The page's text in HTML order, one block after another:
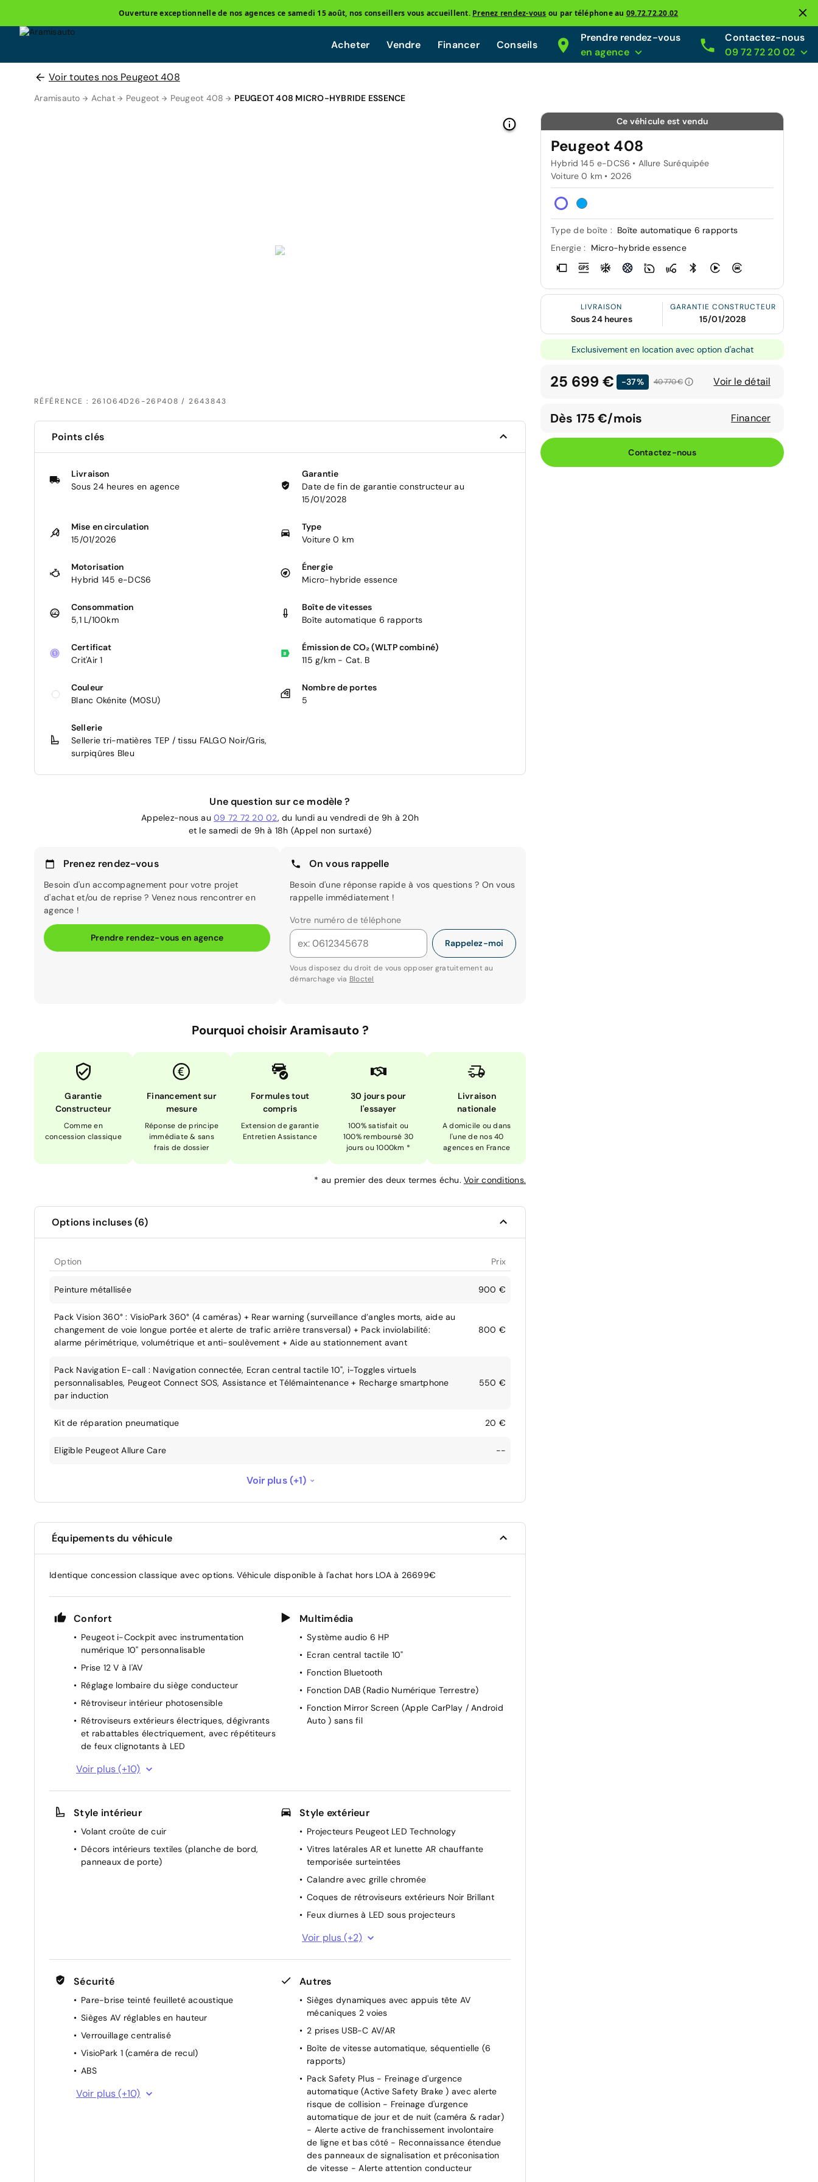
Ouverture exceptionnelle de nos agences ce samedi 15 août, nos conseillers vous accueillent. Prenez rendez-vous ou par téléphone au 09.72.72.20.02
Acheter Vendre Financer Conseils
Prendre rendez-vous
en agence
Contactez-nous
09 72 72 20 02
Voir toutes nos Peugeot 408
Aramisauto Achat Peugeot Peugeot 408 PEUGEOT 408 MICRO-HYBRIDE ESSENCE
RÉFÉRENCE : 261064D26-26P408 / 2643843
Ce véhicule est vendu
Peugeot 408
Hybrid 145 e-DCS6 • Allure Suréquipée
Voiture 0 km • 2026
Type de boîte : Boîte automatique 6 rapports
Energie :
Micro-hybride essence
LIVRAISON
Sous 24 heures
GARANTIE CONSTRUCTEUR
15/01/2028
Exclusivement en location avec option d'achat
25 699 € -37% 40 770 € Voir le détail
Dès 175 €/mois Financer
Contactez-nous
Points clés
Livraison
Sous 24 heures en agence
Garantie
Date de fin de garantie constructeur au
15/01/2028
Mise en circulation
15/01/2026
Type
Voiture 0 km
Motorisation
Hybrid 145 e-DCS6
Énergie
Micro-hybride essence
Consommation
5,1 L/100km
Boîte de vitesses
Boîte automatique 6 rapports
Certificat
Crit'Air 1
Émission de CO₂ (WLTP combiné)
115 g/km - Cat. B
Couleur
Blanc Okénite (M0SU)
Nombre de portes
5
Sellerie
Sellerie tri-matières TEP / tissu FALGO Noir/Gris,
surpiqûres Bleu
Une question sur ce modèle ?
Appelez-nous au 09 72 72 20 02, du lundi au vendredi de 9h à 20h
et le samedi de 9h à 18h (Appel non surtaxé)
Prenez rendez-vous
Besoin d'un accompagnement pour votre projet
d'achat et/ou de reprise ? Venez nous rencontrer en
agence !
Prendre rendez-vous en agence
On vous rappelle
Besoin d'une réponse rapide à vos questions ? On vous
rappelle immédiatement !
Votre numéro de téléphone
Rappelez-moi
Vous disposez du droit de vous opposer gratuitement au
démarchage via Bloctel
Pourquoi choisir Aramisauto ?
Garantie
Constructeur
Comme en
concession classique
Financement sur
mesure
Réponse de principe
immédiate & sans
frais de dossier
Formules tout
compris
Extension de garantie
Entretien Assistance
30 jours pour
l'essayer
100% satisfait ou
100% remboursé 30
jours ou 1000km *
Livraison
nationale
A domicile ou dans
l'une de nos 40
agences en France
* au premier des deux termes échu. Voir conditions.
Options incluses (6)
Option Prix
Peinture métallisée 900 €
Pack Vision 360° : VisioPark 360° (4 caméras) + Rear warning (surveillance d’angles morts, aide au
changement de voie longue portée et alerte de trafic arrière transversal) + Pack inviolabilité:
alarme périmétrique, volumétrique et anti-soulèvement + Aide au stationnement avant
800 €
Pack Navigation E-call : Navigation connectée, Ecran central tactile 10", i-Toggles virtuels
personnalisables, Peugeot Connect SOS, Assistance et Télémaintenance + Recharge smartphone
par induction
550 €
Kit de réparation pneumatique 20 €
Eligible Peugeot Allure Care --
Voir plus (+1)
Équipements du véhicule
Identique concession classique avec options. Véhicule disponible à l'achat hors LOA à 26699€
Confort
Peugeot i-Cockpit avec instrumentation
numérique 10" personnalisable
Prise 12 V à l'AV
Réglage lombaire du siège conducteur
Rétroviseur intérieur photosensible
Rétroviseurs extérieurs électriques, dégivrants
et rabattables électriquement, avec répétiteurs
de feux clignotants à LED
Sélecteur mode de conduite Eco et Sport
profondeur
2 télécommandes 3 boutons
4 poignées de maintien
Accès et démarrage mains libres
Accoudoir central avec rangement et porte
Voir plus (+10)
Multimédia
Système audio 6 HP
Ecran central tactile 10"
Fonction Bluetooth
Fonction DAB (Radio Numérique Terrestre)
Fonction Mirror Screen (Apple CarPlay / Android
Auto ) sans fil
Style intérieur
Volant croûte de cuir
Décors intérieurs textiles (planche de bord,
panneaux de porte)
Style extérieur
Projecteurs Peugeot LED Technology
Vitres latérales AR et lunette AR chauffante
temporisée surteintées
Calandre avec grille chromée
Coques de rétroviseurs extérieurs Noir Brillant
Feux diurnes à LED sous projecteurs
Jantes alliage 17" Silex
Voir plus (+2)
Sécurité
Pare-brise teinté feuilleté acoustique
Sièges AV réglables en hauteur
Verrouillage centralisé
VisioPark 1 (caméra de recul)
ABS
Airbags frontaux conducteur et passager
adaptatifs (passager neutralisable par clé),
Voir plus (+10)
Autres
Sièges dynamiques avec appuis tête AV
mécaniques 2 voies
2 prises USB-C AV/AR
Boîte de vitesse automatique, séquentielle (6
rapports)
Pack Safety Plus - Freinage d'urgence
automatique (Active Safety Brake ) avec alerte
risque de collision - Freinage d'urgence
automatique de jour et de nuit (caméra & radar)
- Alerte active de franchissement involontaire
de ligne et bas côté - Reconnaissance étendue
des panneaux de signalisation et préconisation
de vitesse - Alerte attention conducteur